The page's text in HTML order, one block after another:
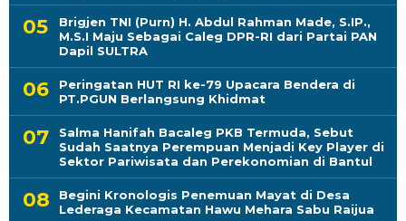
Brigjen TNI (Purn) H. Abdul Rahman Made, S.IP.,
M.S.I Maju Sebagai Caleg DPR-RI dari Partai PAN
Dapil SULTRA
Peringatan HUT RI ke-79 Upacara Bendera di
PT.PGUN Berlangsung Khidmat
Salma Hanifah Bacaleg PKB Termuda, Sebut
Sudah Saatnya Perempuan Menjadi Key Player di
Sektor Pariwisata dan Perekonomian di Bantul
Begini Kronologis Penemuan Mayat di Desa
Lederaga Kecamatan Hawu Mehara Sabu Raijua